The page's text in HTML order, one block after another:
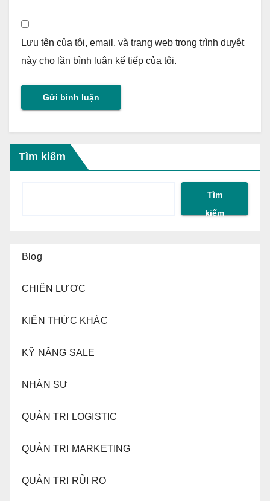
Lưu tên của tôi, email, và trang web trong trình duyệt
này cho lần bình luận kế tiếp của tôi.
Tìm kiếm
Tìm
kiếm
Blog
CHIẾN LƯỢC
KIẾN THỨC KHÁC
KỸ NĂNG SALE
NHÂN SỰ
QUẢN TRỊ LOGISTIC
QUẢN TRỊ MARKETING
QUẢN TRỊ RỦI RO